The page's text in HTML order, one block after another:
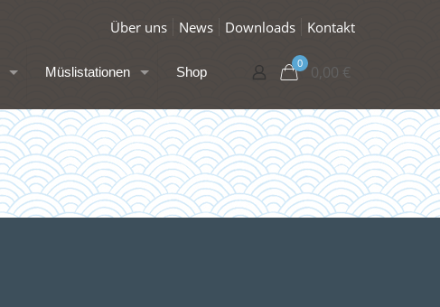
Über uns News Downloads Kontakt
Müslistationen Shop
0 0,00 €